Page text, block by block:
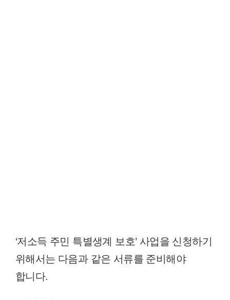
‘저소득 주민 특별생계 보호’ 사업을 신청하기
위해서는 다음과 같은 서류를 준비해야
합니다.